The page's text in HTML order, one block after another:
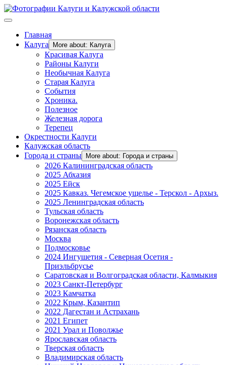
Главная
Калуга
More about: Калуга
Красивая Калуга
Районы Калуги
Необычная Калуга
Старая Калуга
События
Хроника.
Полезное
Железная дорога
Терепец
Окрестности Калуги
Калужская область
Города и страны
More about: Города и страны
2026 Калининградская область
2025 Абхазия
2025 Ейск
2025 Кавказ. Чегемское ущелье - Терскол - Архыз.
2025 Ленинградская область
Тульская область
Воронежская область
Рязанская область
Москва
Подмосковье
2024 Ингушетия - Северная Осетия -
Приэльбрусье
Саратовская и Волгоградская области, Калмыкия
2023 Санкт-Петербург
2023 Камчатка
2022 Крым, Казантип
2022 Дагестан и Астрахань
2021 Египет
2021 Урал и Поволжье
Ярославская область
Тверская область
Владимирская область